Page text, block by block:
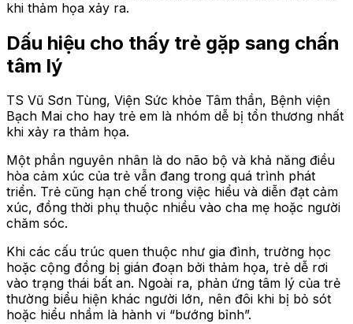
khi thảm họa xảy ra.
Dấu hiệu cho thấy trẻ gặp sang chấn
tâm lý
TS Vũ Sơn Tùng, Viện Sức khỏe Tâm thần, Bệnh viện
Bạch Mai cho hay trẻ em là nhóm dễ bị tổn thương nhất
khi xảy ra thảm họa.
Một phần nguyên nhân là do não bộ và khả năng điều
hòa cảm xúc của trẻ vẫn đang trong quá trình phát
triển. Trẻ cũng hạn chế trong việc hiểu và diễn đạt cảm
xúc, đồng thời phụ thuộc nhiều vào cha mẹ hoặc người
chăm sóc.
Khi các cấu trúc quen thuộc như gia đình, trường học
hoặc cộng đồng bị gián đoạn bởi thảm họa, trẻ dễ rơi
vào trạng thái bất an. Ngoài ra, phản ứng tâm lý của trẻ
thường biểu hiện khác người lớn, nên đôi khi bị bỏ sót
hoặc hiểu nhầm là hành vi “bướng bỉnh”.